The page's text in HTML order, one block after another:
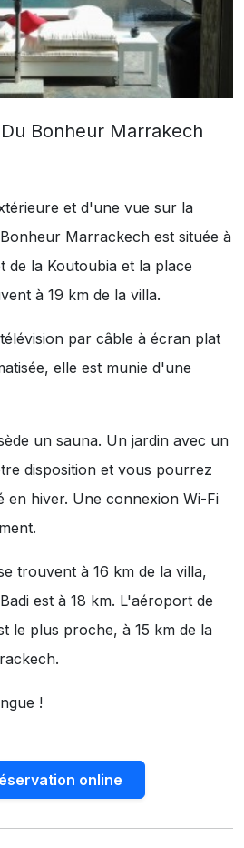
Bonheur Marrakech
et d'une vue sur la
Marrackech est située à
de la Koutoubia et la place
à 19 km de la villa.
par câble à écran plat
elle est munie d'une
un sauna. Un jardin avec un
disposition et vous pourrez
en hiver. Une connexion Wi-Fi
trouvent à 16 km de la villa,
est à 18 km. L'aéroport de
le plus proche, à 15 km de la
!
online